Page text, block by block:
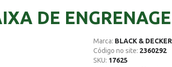
DE
Marca: BLACK & DECKER
Código no site: 2360292
SKU: 17625